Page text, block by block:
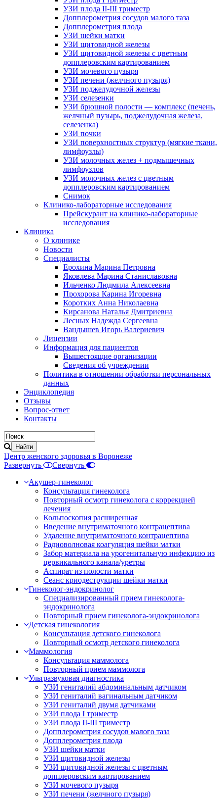
УЗИ плода II-III триместр
Допплерометрия сосудов малого таза
Допплерометрия плода
УЗИ шейки матки
УЗИ щитовидной железы
УЗИ щитовидной железы с цветным
допплеровским картированием
УЗИ мочевого пузыря
УЗИ печени (желчного пузыря)
УЗИ поджелудочной железы
УЗИ селезенки
УЗИ брюшной полости — комплекс (печень,
желчный пузырь, поджелудочная железа,
селезенка)
УЗИ почки
УЗИ поверхностных структур (мягкие ткани,
лимфоузлы)
УЗИ молочных желез + подмышечных
лимфоузлов
УЗИ молочных желез с цветным
допплеровским картированием
Снимок
Клинико-лабораторные исследования
Прейскурант на клинико-лабораторные
исследования
Клиника
О клинике
Новости
Специалисты
Ерохина Марина Петровна
Яковлева Марина Станиславовна
Ильченко Людмила Алексеевна
Прохорова Карина Игоревна
Коротких Анна Николаевна
Кирсанова Наталья Дмитриевна
Лесных Надежда Сергеевна
Вандышев Игорь Валериевич
Лицензии
Информация для пациентов
Вышестоящие организации
Сведения об учреждении
Политика в отношении обработки персональных
данных
Энциклопедия
Отзывы
Вопрос-ответ
Контакты
Центр женского здоровья в Воронеже
Развернуть
Свернуть
Акушер-гинеколог
Консультация гинеколога
Повторный осмотр гинеколога с коррекцией
лечения
Кольпоскопия расширенная
Введение внутриматочного контрацептива
Удаление внутриматочного контрацептива
Радиоволновая коагуляция шейки матки
Забор материала на урогенитальную инфекцию из
цервикального канала/уретры
Аспират из полости матки
Сеанс криодеструкции шейки матки
Гинеколог-эндокринолог
Специализированный прием гинеколога-
эндокринолога
Повторный прием гинеколога-эндокринолога
Детская гинекология
Консультация детского гинеколога
Повторный осмотр детского гинеколога
Маммология
Консультация маммолога
Повторный прием маммолога
Ультразвуковая диагностика
УЗИ гениталий абдоминальным датчиком
УЗИ гениталий вагинальным датчиком
УЗИ гениталий двумя датчиками
УЗИ плода I триместр
УЗИ плода II-III триместр
Допплерометрия сосудов малого таза
Допплерометрия плода
УЗИ шейки матки
УЗИ щитовидной железы
УЗИ щитовидной железы с цветным
допплеровским картированием
УЗИ мочевого пузыря
УЗИ печени (желчного пузыря)